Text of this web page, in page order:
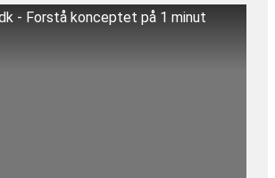
- Forstå konceptet på 1 minut